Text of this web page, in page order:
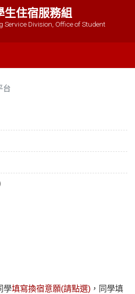
生住宿服務組
Service Division, Office of Student
台
學填寫換宿意願(請點選) ，同學填